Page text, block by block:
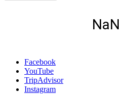
Facebook
YouTube
TripAdvisor
Instagram